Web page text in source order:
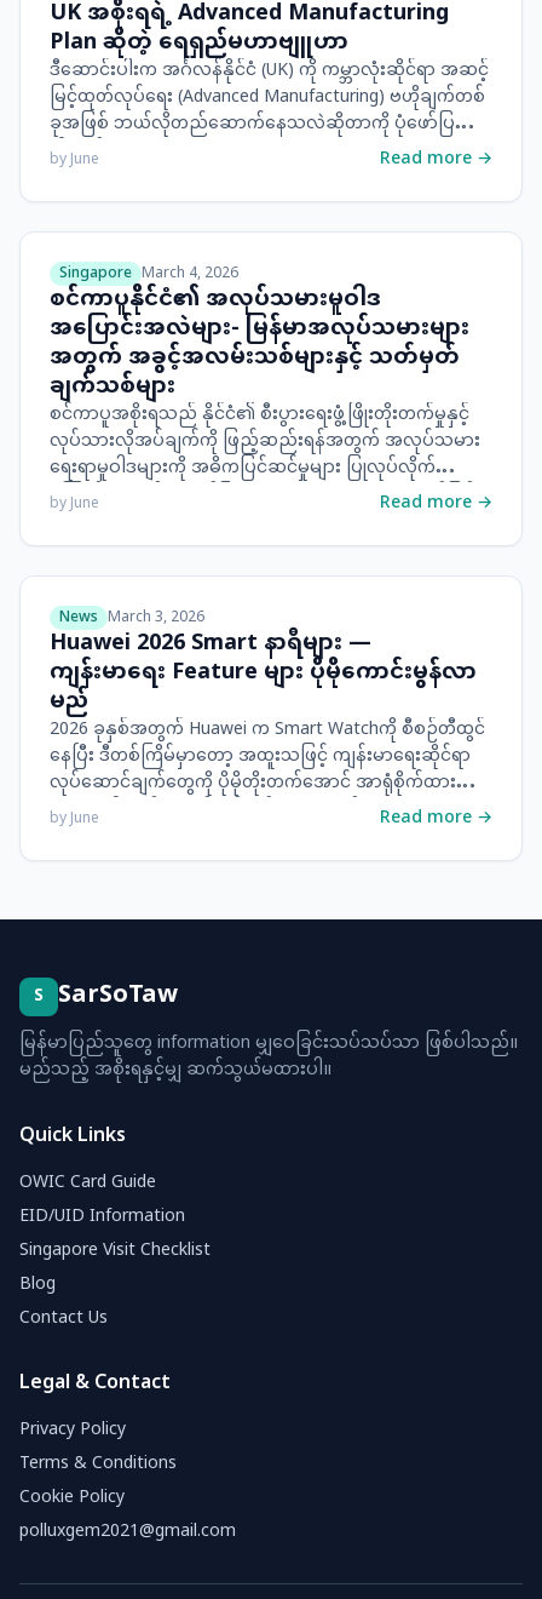
UK အစိုးရရဲ့ Advanced Manufacturing
Plan ဆိုတဲ့ ရေရှည်မဟာဗျူဟာ
ဒီဆောင်းပါးက အင်္ဂလန်နိုင်ငံ (UK) ကို ကမ္ဘာလုံးဆိုင်ရာ အဆင့်
မြင့်ထုတ်လုပ်ရေး (Advanced Manufacturing) ဗဟိုချက်တစ်
ခုအဖြစ် ဘယ်လိုတည်ဆောက်နေသလဲဆိုတာကို ပုံဖော်ပြထား
ပါတယ်။
byJune Read more →
Singapore March 4, 2026
စင်ကာပူနိုင်ငံ၏ အလုပ်သမားမူဝါဒ
အပြောင်းအလဲများ- မြန်မာအလုပ်သမားများ
အတွက် အခွင့်အလမ်းသစ်များနှင့် သတ်မှတ်
ချက်သစ်များ
စင်ကာပူအစိုးရသည် နိုင်ငံ၏ စီးပွားရေးဖွံ့ဖြိုးတိုးတက်မှုနှင့်
လုပ်သားလိုအပ်ချက်ကို ဖြည့်ဆည်းရန်အတွက် အလုပ်သမား
ရေးရာမူဝါဒများကို အဓိကပြင်ဆင်မှုများ ပြုလုပ်လိုက်
ကြောင်း လူအင်အားဝန်ကြီးဌာန (MOM) က ယနေ့ ထုတ်ပြန်
လိုက်သည်။ ဤအပြောင်းအလဲများသည် စင်ကာပူတွင် လာ
ရောက်လုပ်ကိုင်နေကြသော မြန်မာနိုင်ငံသားများအပါအဝင်
နိုင်ငံခြားသားအလုပ်သမားများအတွက် အထူးသတိပြုရမည့်
အချက်များဖြစ်လာသည်။
byJune Read more →
News March 3, 2026
Huawei 2026 Smart နာရီများ —
ကျန်းမာရေး Feature များ ပိုမိုကောင်းမွန်လာ
မည်
2026 ခုနှစ်အတွက် Huawei က Smart Watchကို စီစဉ်တီထွင်
နေပြီး ဒီတစ်ကြိမ်မှာတော့ အထူးသဖြင့် ကျန်းမာရေးဆိုင်ရာ
လုပ်ဆောင်ချက်တွေကို ပိုမိုတိုးတက်အောင် အာရုံစိုက်ထားတယ်
လို့ သိရပါတယ်။ ယခင်မော်ဒယ်တွေမှာလည်း fitness tracking
နဲ့ health monitoring စနစ်တွေကောင်းမွန်ပြီးသားဖြစ်ပေမယ့်
2026 lineup မှာတော့ အဲ့ဒီအပိုင်းကို ပိုပြီး ကျယ်ပြန့်နက်ရှိုင်း
byJune Read more →
S SarSoTaw
မြန်မာပြည်သူတွေ information မျှဝေခြင်းသပ်သပ်သာ ဖြစ်ပါသည်။
မည်သည့် အစိုးရနှင့်မျှ ဆက်သွယ်မထားပါ။
Quick Links
OWIC Card Guide
EID/UID Information
Singapore Visit Checklist
Blog
Contact Us
Legal & Contact
Privacy Policy
Terms & Conditions
Cookie Policy
polluxgem2021@gmail.com